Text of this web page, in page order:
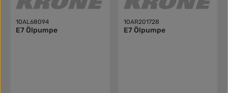
10AL68094
E7 Ölpumpe
10AR201728
E7 Ölpumpe